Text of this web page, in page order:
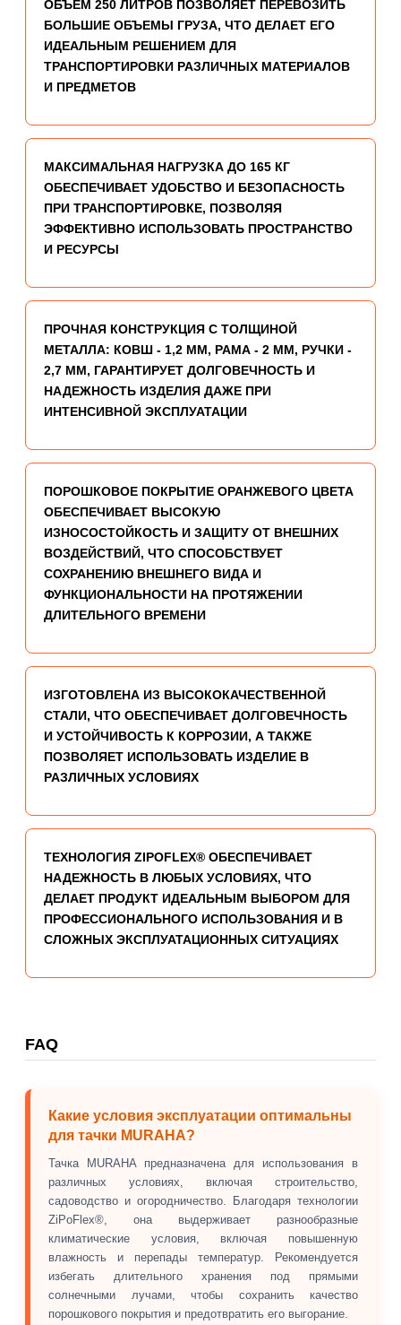
ОБЪЕМ 250 ЛИТРОВ ПОЗВОЛЯЕТ ПЕРЕВОЗИТЬ
БОЛЬШИЕ ОБЪЕМЫ ГРУЗА, ЧТО ДЕЛАЕТ ЕГО
ИДЕАЛЬНЫМ РЕШЕНИЕМ ДЛЯ
ТРАНСПОРТИРОВКИ РАЗЛИЧНЫХ МАТЕРИАЛОВ
И ПРЕДМЕТОВ
МАКСИМАЛЬНАЯ НАГРУЗКА ДО 165 КГ
ОБЕСПЕЧИВАЕТ УДОБСТВО И БЕЗОПАСНОСТЬ
ПРИ ТРАНСПОРТИРОВКЕ, ПОЗВОЛЯЯ
ЭФФЕКТИВНО ИСПОЛЬЗОВАТЬ ПРОСТРАНСТВО
И РЕСУРСЫ
ПРОЧНАЯ КОНСТРУКЦИЯ С ТОЛЩИНОЙ
МЕТАЛЛА: КОВШ - 1,2 ММ, РАМА - 2 ММ, РУЧКИ -
2,7 ММ, ГАРАНТИРУЕТ ДОЛГОВЕЧНОСТЬ И
НАДЕЖНОСТЬ ИЗДЕЛИЯ ДАЖЕ ПРИ
ИНТЕНСИВНОЙ ЭКСПЛУАТАЦИИ
ПОРОШКОВОЕ ПОКРЫТИЕ ОРАНЖЕВОГО ЦВЕТА
ОБЕСПЕЧИВАЕТ ВЫСОКУЮ
ИЗНОСОСТОЙКОСТЬ И ЗАЩИТУ ОТ ВНЕШНИХ
ВОЗДЕЙСТВИЙ, ЧТО СПОСОБСТВУЕТ
СОХРАНЕНИЮ ВНЕШНЕГО ВИДА И
ФУНКЦИОНАЛЬНОСТИ НА ПРОТЯЖЕНИИ
ДЛИТЕЛЬНОГО ВРЕМЕНИ
ИЗГОТОВЛЕНА ИЗ ВЫСОКОКАЧЕСТВЕННОЙ
СТАЛИ, ЧТО ОБЕСПЕЧИВАЕТ ДОЛГОВЕЧНОСТЬ
И УСТОЙЧИВОСТЬ К КОРРОЗИИ, А ТАКЖЕ
ПОЗВОЛЯЕТ ИСПОЛЬЗОВАТЬ ИЗДЕЛИЕ В
РАЗЛИЧНЫХ УСЛОВИЯХ
ТЕХНОЛОГИЯ ZIPOFLEX® ОБЕСПЕЧИВАЕТ
НАДЕЖНОСТЬ В ЛЮБЫХ УСЛОВИЯХ, ЧТО
ДЕЛАЕТ ПРОДУКТ ИДЕАЛЬНЫМ ВЫБОРОМ ДЛЯ
ПРОФЕССИОНАЛЬНОГО ИСПОЛЬЗОВАНИЯ И В
СЛОЖНЫХ ЭКСПЛУАТАЦИОННЫХ СИТУАЦИЯХ
FAQ
Какие условия эксплуатации оптимальны
для тачки MURAHA?
Тачка MURAHA предназначена для использования в
различных условиях, включая строительство,
садоводство и огородничество. Благодаря технологии
ZiPoFlex®, она выдерживает разнообразные
климатические условия, включая повышенную
влажность и перепады температур. Рекомендуется
избегать длительного хранения под прямыми
солнечными лучами, чтобы сохранить качество
порошкового покрытия и предотвратить его выгорание.